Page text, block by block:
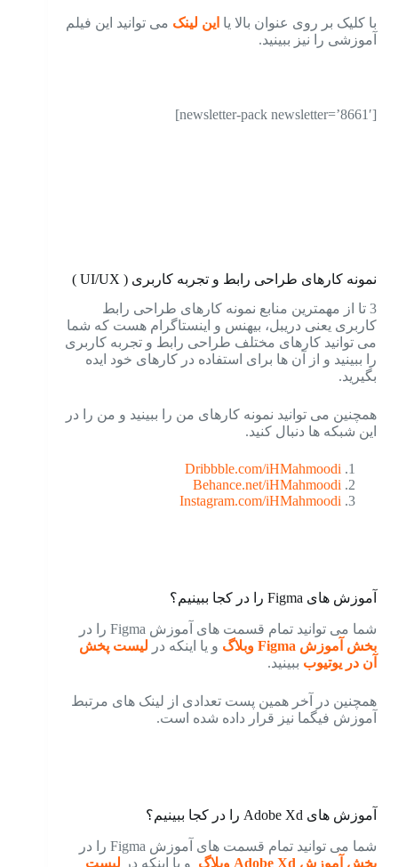
با کلیک بر روی عنوان بالا یا این لینک می توانید این فیلم
آموزشی را نیز ببینید.
[newsletter-pack newsletter=’8661′]
نمونه کارهای طراحی رابط و تجربه کاربری ( UI/UX )
3 تا از مهمترین منابع نمونه کارهای طراحی رابط
کاربری یعنی دریبل، بیهنس و اینستاگرام هست که شما
می توانید کارهای مختلف طراحی رابط و تجربه کاربری
را ببینید و از آن ها برای استفاده در کارهای خود ایده
بگیرید.
همچنین می توانید نمونه کارهای من را ببینید و من را در
این شبکه ها دنبال کنید.
Dribbble.com/iHMahmoodi
Behance.net/iHMahmoodi
Instagram.com/iHMahmoodi
آموزش های Figma را در کجا ببینیم؟
شما می توانید تمام قسمت های آموزش Figma را در
بخش آموزش Figma وبلاگ
و یا اینکه در لیست پخش
آن در یوتیوب ببینید.
همچنین در آخر همین پست تعدادی از لینک های مرتبط
آموزش فیگما نیز قرار داده شده است.
آموزش های Adobe Xd را در کجا ببینیم؟
شما می توانید تمام قسمت های آموزش Figma را در
بخش آموزش Adobe Xd وبلاگ
و یا اینکه در لیست